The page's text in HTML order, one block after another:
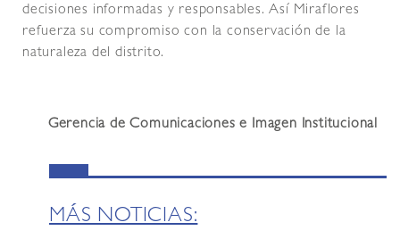
decisiones informadas y responsables. Así Miraflores
refuerza su compromiso con la conservación de la
naturaleza del distrito.
Gerencia de Comunicaciones e Imagen Institucional
MÁS NOTICIAS: